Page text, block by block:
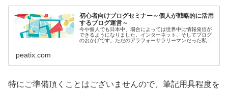
初心者向けブログセミナー～個人が戦略的に活用
するブログ運営～
今や個人でも日本中、場合によっては世界中に情報発信が
できるようになりました。インターネット、そしてブログ
のおかげです。ただのアラフォーサラリーマンだった私で
peatix.com
特にご準備頂くことはございませんので、筆記用具程度を